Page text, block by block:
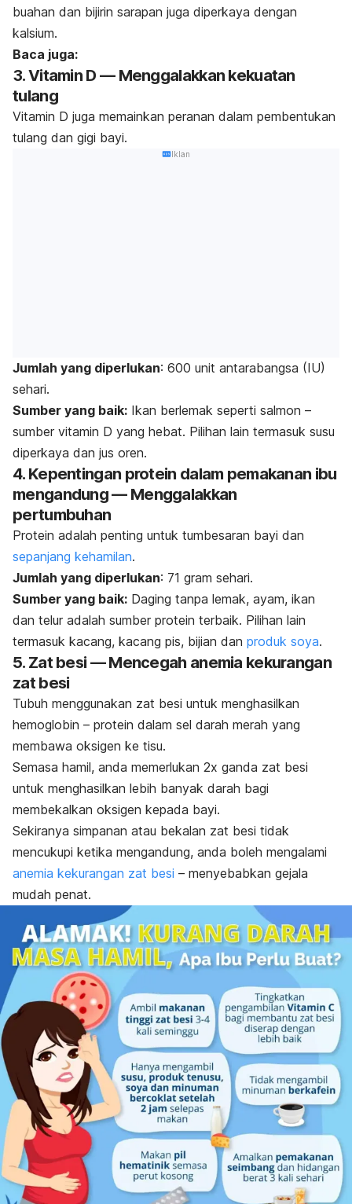
buahan dan bijirin sarapan juga diperkaya dengan
kalsium.
Baca juga:
3. Vitamin D — Menggalakkan kekuatan
tulang
Vitamin D juga memainkan peranan dalam pembentukan
tulang dan gigi bayi.
Iklan
Jumlah yang diperlukan: 600 unit antarabangsa (IU)
sehari.
Sumber yang baik: Ikan berlemak seperti salmon –
sumber vitamin D yang hebat. Pilihan lain termasuk susu
diperkaya dan jus oren.
4. Kepentingan protein dalam pemakanan ibu
mengandung — Menggalakkan
pertumbuhan
Protein adalah penting untuk tumbesaran bayi dan
sepanjang kehamilan.
Jumlah yang diperlukan: 71 gram sehari.
Sumber yang baik: Daging tanpa lemak, ayam, ikan
dan telur adalah sumber protein terbaik. Pilihan lain
termasuk kacang, kacang pis, bijian dan produk soya.
5. Zat besi — Mencegah anemia kekurangan
zat besi
Tubuh menggunakan zat besi untuk menghasilkan
hemoglobin – protein dalam sel darah merah yang
membawa oksigen ke tisu.
Semasa hamil, anda memerlukan 2x ganda zat besi
untuk menghasilkan lebih banyak darah bagi
membekalkan oksigen kepada bayi.
Sekiranya simpanan atau bekalan zat besi tidak
mencukupi ketika mengandung, anda boleh mengalami
anemia kekurangan zat besi – menyebabkan gejala
mudah penat.